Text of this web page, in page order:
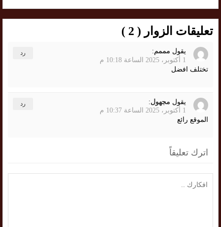
تعليقات الزوار ( 2 )
يقول مممم:
1 أكتوبر، 2025 الساعة 10:18 م
تختلف افضل
رد
يقول مجهول:
1 أكتوبر، 2025 الساعة 10:37 م
الموقع رائع
رد
اترك تعليقاً